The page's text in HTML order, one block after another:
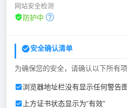
网站安全检测
防护中
安全确认清单
为确保您的安全，请确认以下所有项
浏览器地址栏没有显示任何警告
上方证书状态显示为“有效”